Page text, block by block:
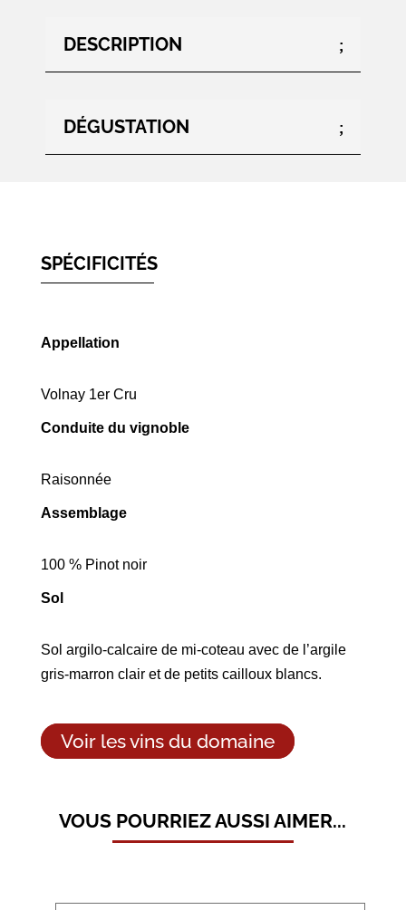
DESCRIPTION
DÉGUSTATION
SPÉCIFICITÉS
Appellation
Volnay 1er Cru
Conduite du vignoble
Raisonnée
Assemblage
100 % Pinot noir
Sol
Sol argilo-calcaire de mi-coteau avec de l’argile
gris-marron clair et de petits cailloux blancs.
Voir les vins du domaine
VOUS POURRIEZ AUSSI AIMER...